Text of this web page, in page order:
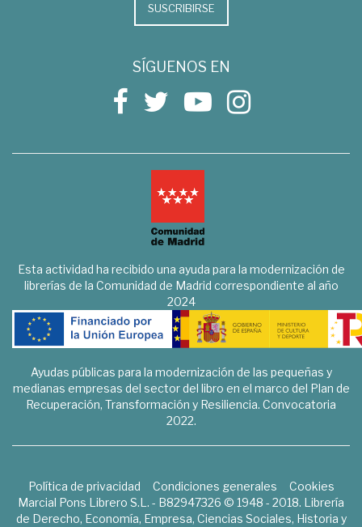
SUSCRIBIRSE
SÍGUENOS EN
Esta actividad ha recibido una ayuda para la modernización de
librerías de la Comunidad de Madrid correspondiente al año
2024
Ayudas públicas para la modernización de las pequeñas y
medianas empresas del sector del libro en el marco del Plan de
Recuperación, Transformación y Resiliencia. Convocatoria
2022.
Política de privacidad Condiciones generales
Cookies
Marcial Pons Librero S.L. - B82947326 © 1948 - 2018. Librería
de Derecho, Economía, Empresa, Ciencias Sociales, Historia y